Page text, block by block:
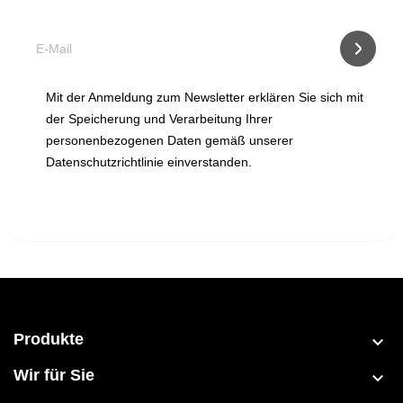
Mit der Anmeldung zum Newsletter erklären Sie sich mit
der Speicherung und Verarbeitung Ihrer
personenbezogenen Daten gemäß unserer
Datenschutzrichtlinie einverstanden.
Produkte 
Wir für Sie 